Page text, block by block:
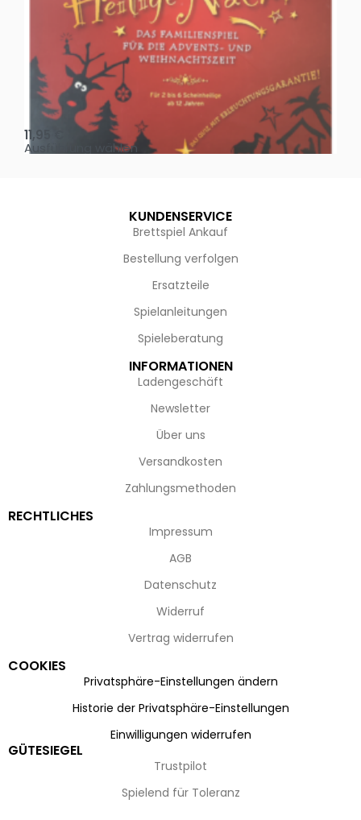
Oh, heilige Nacht!
11,95
Ausführung wählen
KUNDENSERVICE
Brettspiel Ankauf
Bestellung verfolgen
Ersatzteile
Spielanleitungen
Spieleberatung
INFORMATIONEN
Ladengeschäft
Newsletter
Über uns
Versandkosten
Zahlungsmethoden
RECHTLICHES
Impressum
AGB
Datenschutz
Widerruf
Vertrag widerrufen
COOKIES
Privatsphäre-Einstellungen ändern
Historie der Privatsphäre-Einstellungen
Einwilligungen widerrufen
GÜTESIEGEL
Trustpilot
Spielend für Toleranz